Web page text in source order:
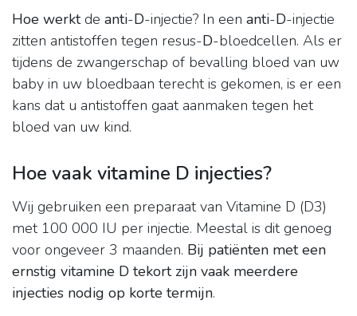
Hoe werktde anti-D-injectie? In een anti-D-injectie
zitten antistoffen tegen resus-D-bloedcellen. Als er
tijdens de zwangerschap of bevalling bloed van uw
baby in uw bloedbaan terecht is gekomen, is er een
kans dat u antistoffen gaat aanmaken tegen het
bloed van uw kind.
Hoe vaak vitamine D injecties?
Wij gebruiken een preparaat van Vitamine D (D3)
met 100 000 IU per injectie. Meestal is dit genoeg
voor ongeveer 3 maanden. Bij patiënten met een
ernstig vitamine D tekort zijn vaak meerdere
injecties nodig op korte termijn.